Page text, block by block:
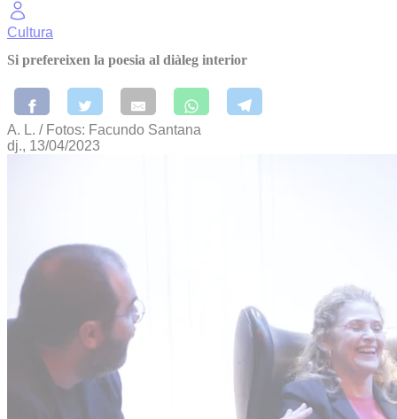
Cultura
Si prefereixen la poesia al diàleg interior
A. L. / Fotos: Facundo Santana
dj., 13/04/2023